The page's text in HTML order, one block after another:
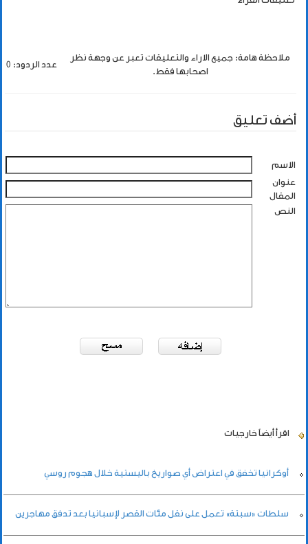
ملاحظة هامة: جميع الاراء والتعليقات تعبر عن وجهة نظر
اصحابها فقط.
عدد الردود: 0
أضف تعليق
الاسم
عنوان
المقال
النص
اقرأ أيضاً خارجيات
أوكرانيا تخفق في اعتراض أي صواريخ باليستية خلال هجوم روسي
سلطات «سبتة» تعمل على نقل مئات القصر لإسبانيا بعد تدفق مهاجرين